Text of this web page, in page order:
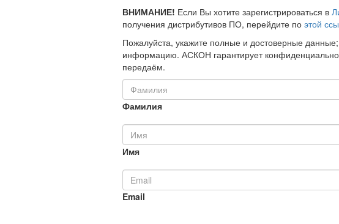
ВНИМАНИЕ! Если Вы хотите зарегистрироваться в
получения дистрибутивов ПО, перейдите по этой
Пожалуйста, укажите полные и достоверные
информацию. АСКОН гарантирует
передаём.
Фамилия
Имя
Email